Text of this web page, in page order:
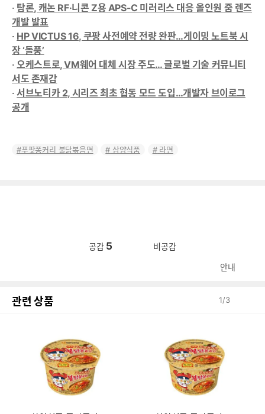
· 탐론, 캐논 RF·니콘 Z용 APS-C 미러리스 대응 올인원 줌 렌즈
개발 발표
· HP VICTUS 16, 쿠팡 사전예약 전량 완판…게이밍 노트북 시
장 ‘돌풍’
·오케스트로, VM웨어 대체 시장 주도… 글로벌 기술 커뮤니티
서도 존재감
·서브노티카 2, 시리즈 최초 협동 모드 도입…개발자 브이로그
공개
푸팟퐁커리 불닭볶음면 삼양식품 라면
공감 5 비공감
안내
관련 상품 1/3